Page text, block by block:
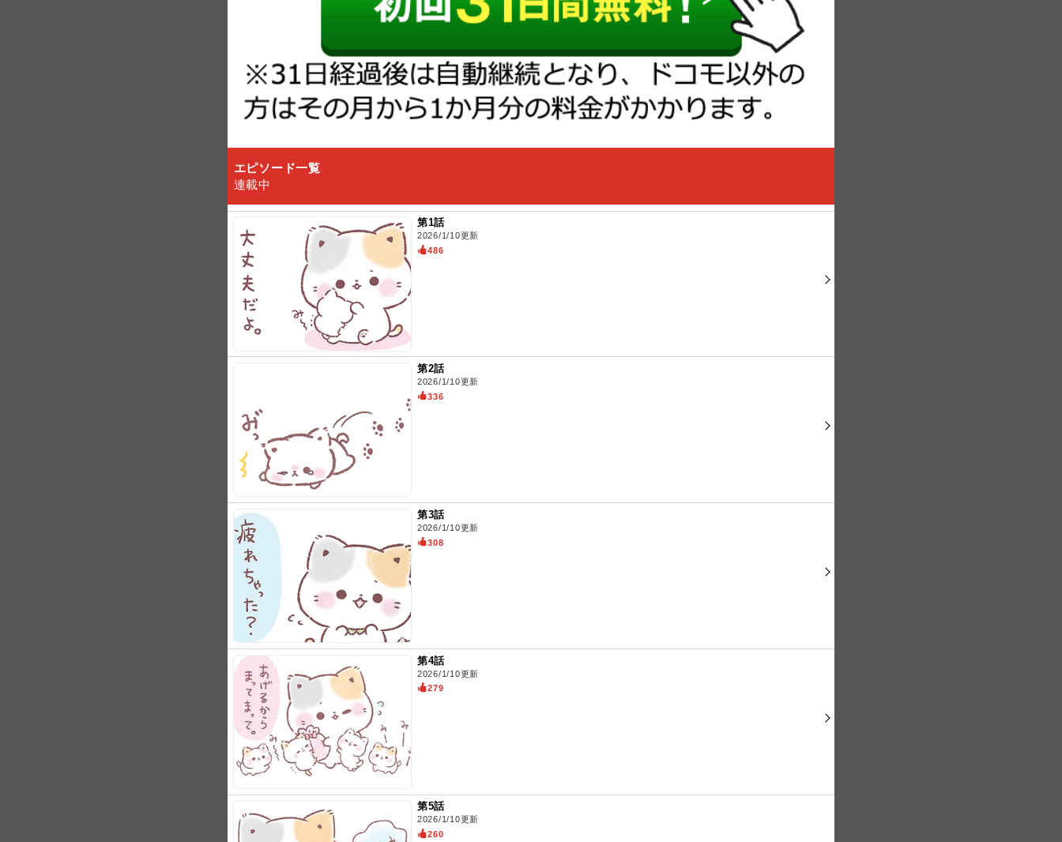
エピソード一覧
連載中
第1話
2026/1/10更新
486
第2話
2026/1/10更新
336
第3話
2026/1/10更新
308
第4話
2026/1/10更新
279
第5話
2026/1/10更新
260